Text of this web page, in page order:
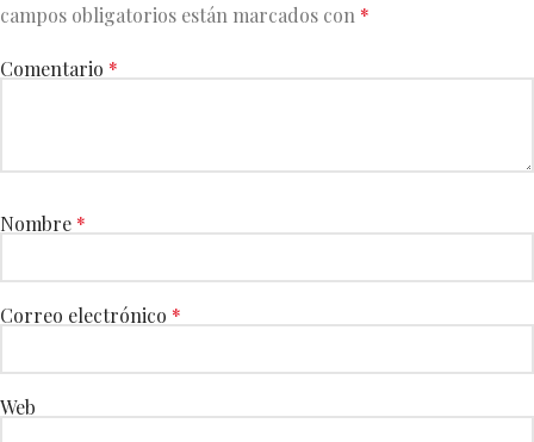
campos obligatorios están marcados con *
Comentario *
Nombre *
Correo electrónico *
Web